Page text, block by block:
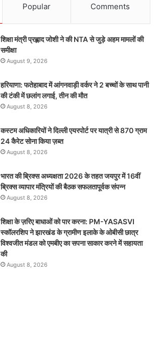
Popular Comments
शिक्षा मंत्री प्रह्लाद जोशी ने की NTA से जुड़े अहम मामलों की
समीक्षा
August 9, 2026
हरियाणा: फतेहाबाद में आंगनवाड़ी वर्कर ने 2 बच्चों के साथ पानी
की टंकी में छलांग लगाई, तीन की मौत
August 8, 2026
कस्टम अधिकारियों ने दिल्ली एयरपोर्ट पर यात्री से 870 ग्राम
24 कैरेट सोना किया ज़ब्त
August 8, 2026
भारत की ब्रिक्‍स अध्यक्षता 2026 के तहत जयपुर में 16वीं
ब्रिक्‍स व्यापार मंत्रियों की बैठक सफलतापूर्वक संपन्न
August 8, 2026
शिक्षा के ज़रिए बाधाओं को पार करना: PM-YASASVI
स्कॉलरशिप ने झारखंड के ग्रामीण इलाके के ओबीसी छात्र
विश्वजीत मंडल को एमबीए का सपना साकार करने में सहायता
की
August 8, 2026